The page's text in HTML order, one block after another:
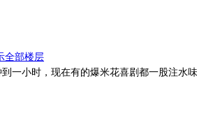
全部楼层
一小时，现在有的爆米花喜剧都一股注水